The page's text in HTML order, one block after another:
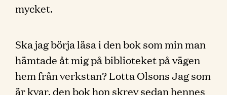
mycket.
Ska jag börja läsa i den bok som min man
hämtade åt mig på biblioteket på vägen
hem från verkstan? Lotta Olsons Jag som
är kvar, den bok hon skrev sedan hennes